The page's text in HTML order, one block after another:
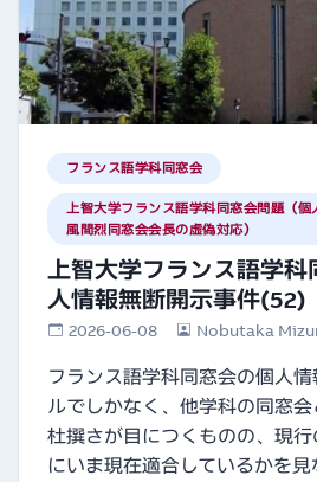
フランス語学科同窓会
上智大学フランス語学科同窓会問題（個
風間烈同窓会会長の虚偽対応）
上智大学フランス語学科
人情報無断開示事件(52)
2026-06-08 Nobutaka
フランス語学科同窓会の個人
ルでしかなく、他学科の同窓
杜撰さが目につくものの、現
にいま現在適合しているかを